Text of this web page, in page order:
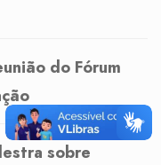
do Fórum
sobre